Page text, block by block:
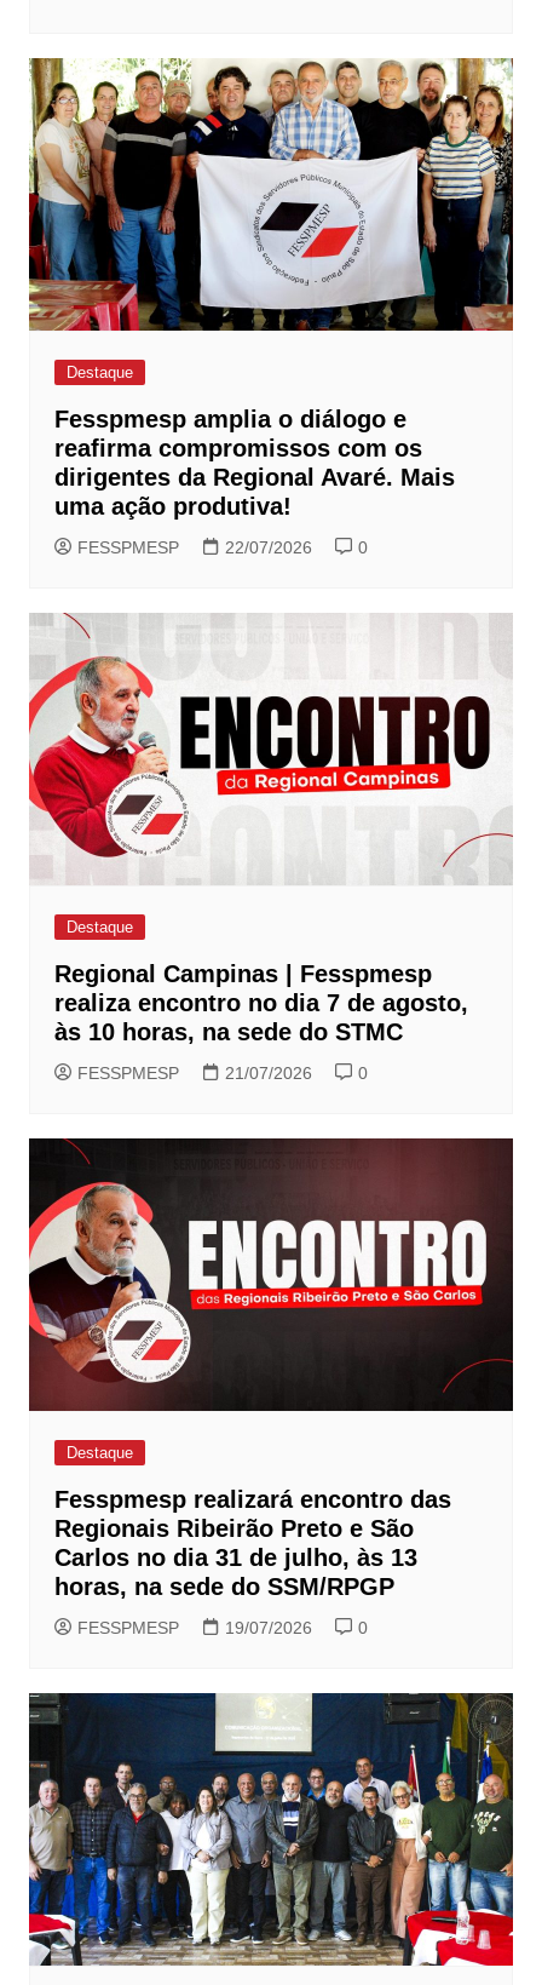
Destaque
Fesspmesp amplia o diálogo e
reafirma compromissos com os
dirigentes da Regional Avaré. Mais
uma ação produtiva!
FESSPMESP 22/07/2026 0
Destaque
Regional Campinas | Fesspmesp
realiza encontro no dia 7 de agosto,
às 10 horas, na sede do STMC
FESSPMESP 21/07/2026 0
Destaque
Fesspmesp realizará encontro das
Regionais Ribeirão Preto e São
Carlos no dia 31 de julho, às 13
horas, na sede do SSM/RPGP
FESSPMESP 19/07/2026 0